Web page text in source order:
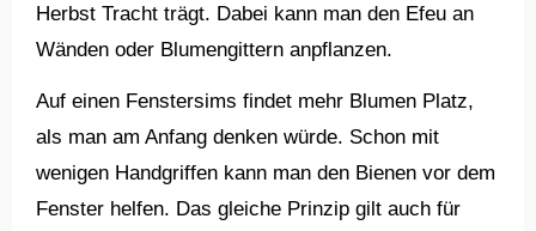
Herbst Tracht trägt. Dabei kann man den Efeu an
Wänden oder Blumengittern anpflanzen.
Auf einen Fenstersims findet mehr Blumen Platz,
als man am Anfang denken würde. Schon mit
wenigen Handgriffen kann man den Bienen vor dem
Fenster helfen. Das gleiche Prinzip gilt auch für